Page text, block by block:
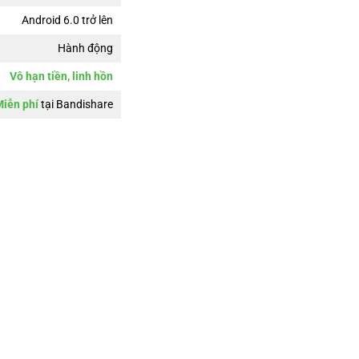
Android 6.0 trở lên
Hành động
Vô hạn tiền, linh hồn
phítại Bandishare